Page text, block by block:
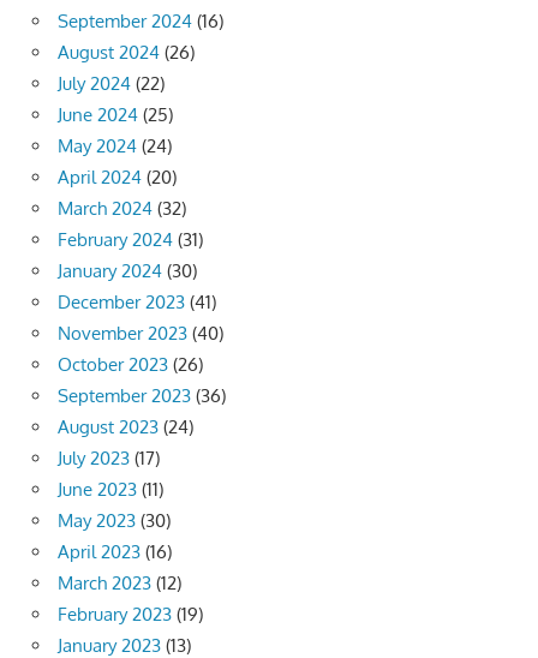
September 2024 (16)
August 2024 (26)
July 2024 (22)
June 2024 (25)
May 2024 (24)
April 2024 (20)
March 2024 (32)
February 2024 (31)
January 2024 (30)
December 2023 (41)
November 2023 (40)
October 2023 (26)
September 2023 (36)
August 2023 (24)
July 2023 (17)
June 2023 (11)
May 2023 (30)
April 2023 (16)
March 2023 (12)
February 2023 (19)
January 2023 (13)